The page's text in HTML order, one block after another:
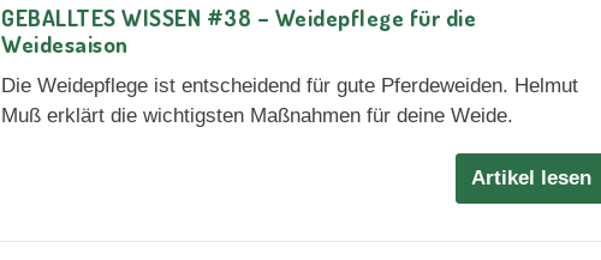
GEBALLTES WISSEN #38 – Weidepflege für die
Weidesaison
Die Weidepflege ist entscheidend für gute Pferdeweiden. Helmut
Muß erklärt die wichtigsten Maßnahmen für deine Weide.
Artikel lesen